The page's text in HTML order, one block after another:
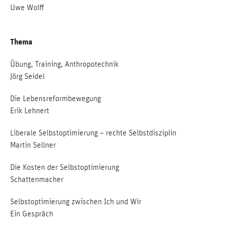
Uwe Wolff
Thema
Übung, Training, Anthropotechnik
Jörg Seidel
Die Lebensreformbewegung
Erik Lehnert
Liberale Selbstoptimierung – rechte Selbstdisziplin
Martin Sellner
Die Kosten der Selbstoptimierung
Schattenmacher
Selbstoptimierung zwischen Ich und Wir
Ein Gespräch